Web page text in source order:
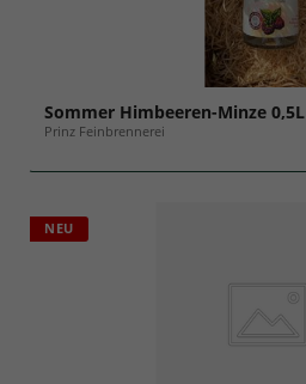
Sommer Himbeeren-Minze 0,5L
Prinz Feinbrennerei
NEU